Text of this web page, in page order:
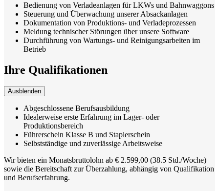
Bedienung von Verladeanlagen für LKWs und Bahnwaggons
Steuerung und Überwachung unserer Absackanlagen
Dokumentation von Produktions- und Verladeprozessen
Meldung technischer Störungen über unsere Software
Durchführung von Wartungs- und Reinigungsarbeiten im
Betrieb
Ihre Qualifikationen
Ausblenden
Abgeschlossene Berufsausbildung
Idealerweise erste Erfahrung im Lager- oder
Produktionsbereich
Führerschein Klasse B und Staplerschein
Selbstständige und zuverlässige Arbeitsweise
Wir bieten ein Monatsbruttolohn ab € 2.599,00 (38.5 Std./Woche)
sowie die Bereitschaft zur Überzahlung, abhängig von Qualifikation
und Berufserfahrung.